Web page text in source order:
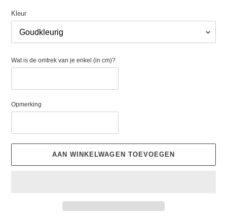
Kleur
Wat is de omtrek van je enkel (in cm)?
Opmerking
AAN WINKELWAGEN TOEVOEGEN